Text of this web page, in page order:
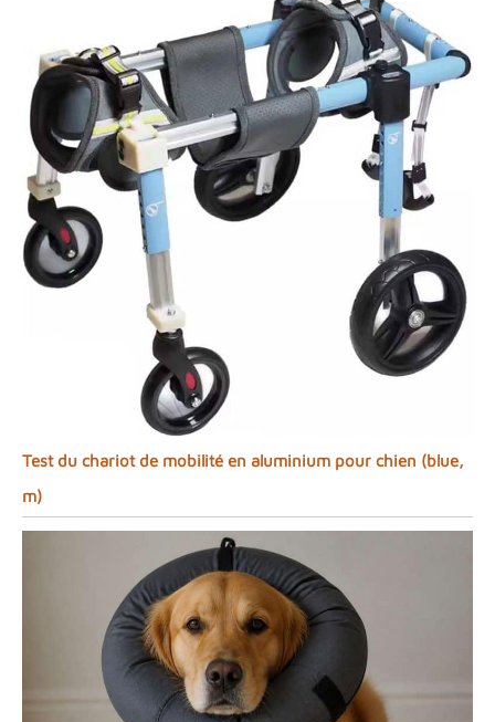
Test du chariot de mobilité en aluminium pour chien (blue,
m)